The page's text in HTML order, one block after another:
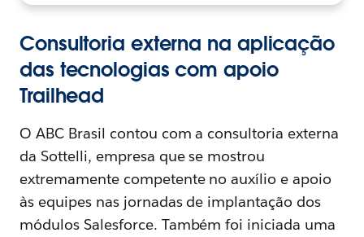
Consultoria externa na aplicação
das tecnologias com apoio
Trailhead
O ABC Brasil contou com a consultoria externa
da Sottelli, empresa que se mostrou
extremamente competente no auxílio e apoio
às equipes nas jornadas de implantação dos
módulos Salesforce. Também foi iniciada uma